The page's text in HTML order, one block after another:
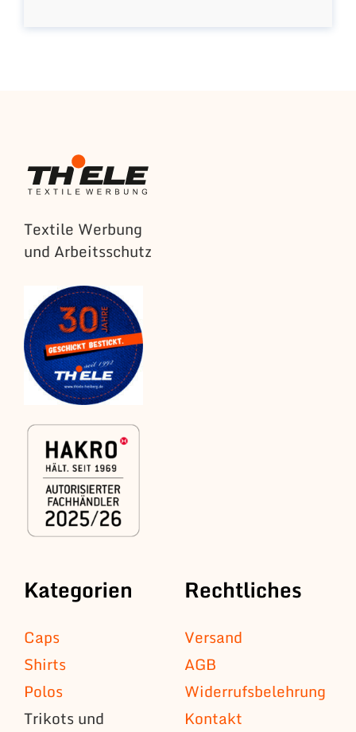
Textile Werbung
und Arbeitsschutz
Kategorien
Caps
Shirts
Polos
Trikots und
Rechtliches
Versand
AGB
Widerrufsbelehrung
Kontakt